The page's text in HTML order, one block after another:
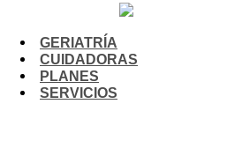
GERIATRÍA
CUIDADORAS
PLANES
SERVICIOS